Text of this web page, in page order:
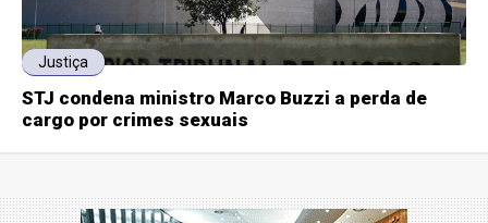
Justiça
STJ condena ministro Marco Buzzi a perda de
cargo por crimes sexuais